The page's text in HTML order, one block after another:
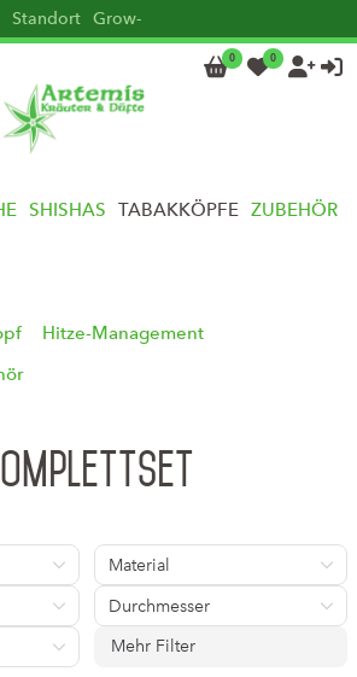
Standort Grow-
0 0  
SHISHAS TABAKKÖPFE ZUBEHÖR
Hitze-Management
Material
Durchmesser
Mehr Filter